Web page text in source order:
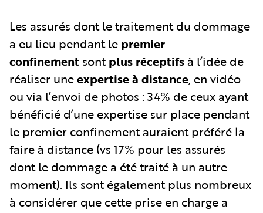
Les assurés dont le traitement du dommage
a eu lieu pendant le premier
confinement sontplus réceptifs à l’idée de
réaliser uneexpertise à distance, en vidéo
ou via l’envoi de photos : 34% de ceux ayant
bénéficié d’une expertise sur place pendant
le premier confinement auraient préféré la
faire à distance (vs 17% pour les assurés
dont le dommage a été traité à un autre
moment). Ils sont également plus nombreux
à considérer que cette prise en charge a